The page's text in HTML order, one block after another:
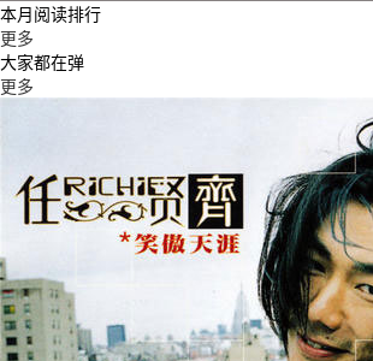
本月阅读排行
更多
大家都在弹
更多